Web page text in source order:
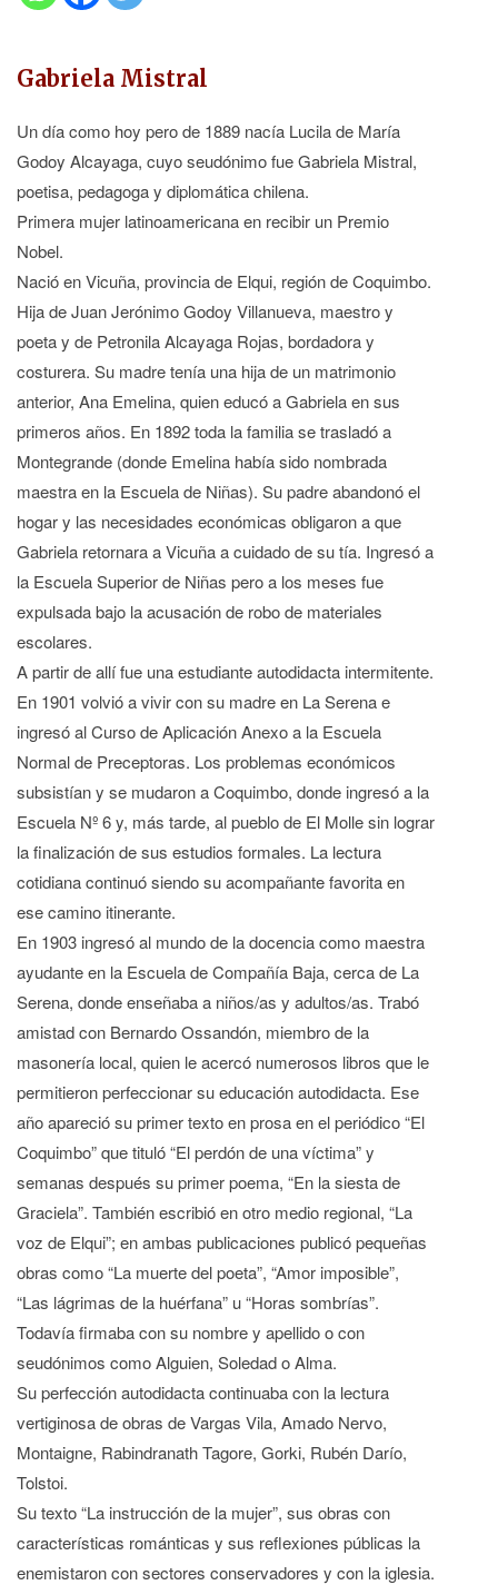
Gabriela Mistral
Un día como hoy pero de 1889 nacía Lucila de María
Godoy Alcayaga, cuyo seudónimo fue Gabriela Mistral,
poetisa, pedagoga y diplomática chilena.
Primera mujer latinoamericana en recibir un Premio
Nobel.
Nació en Vicuña, provincia de Elqui, región de Coquimbo.
Hija de Juan Jerónimo Godoy Villanueva, maestro y
poeta y de Petronila Alcayaga Rojas, bordadora y
costurera. Su madre tenía una hija de un matrimonio
anterior, Ana Emelina, quien educó a Gabriela en sus
primeros años. En 1892 toda la familia se trasladó a
Montegrande (donde Emelina había sido nombrada
maestra en la Escuela de Niñas). Su padre abandonó el
hogar y las necesidades económicas obligaron a que
Gabriela retornara a Vicuña a cuidado de su tía. Ingresó a
la Escuela Superior de Niñas pero a los meses fue
expulsada bajo la acusación de robo de materiales
escolares.
A partir de allí fue una estudiante autodidacta intermitente.
En 1901 volvió a vivir con su madre en La Serena e
ingresó al Curso de Aplicación Anexo a la Escuela
Normal de Preceptoras. Los problemas económicos
subsistían y se mudaron a Coquimbo, donde ingresó a la
Escuela Nº 6 y, más tarde, al pueblo de El Molle sin lograr
la finalización de sus estudios formales. La lectura
cotidiana continuó siendo su acompañante favorita en
ese camino itinerante.
En 1903 ingresó al mundo de la docencia como maestra
ayudante en la Escuela de Compañía Baja, cerca de La
Serena, donde enseñaba a niños/as y adultos/as. Trabó
amistad con Bernardo Ossandón, miembro de la
masonería local, quien le acercó numerosos libros que le
permitieron perfeccionar su educación autodidacta. Ese
año apareció su primer texto en prosa en el periódico “El
Coquimbo” que tituló “El perdón de una víctima” y
semanas después su primer poema, “En la siesta de
Graciela”. También escribió en otro medio regional, “La
voz de Elqui”; en ambas publicaciones publicó pequeñas
obras como “La muerte del poeta”, “Amor imposible”,
“Las lágrimas de la huérfana” u “Horas sombrías”.
Todavía firmaba con su nombre y apellido o con
seudónimos como Alguien, Soledad o Alma.
Su perfección autodidacta continuaba con la lectura
vertiginosa de obras de Vargas Vila, Amado Nervo,
Montaigne, Rabindranath Tagore, Gorki, Rubén Darío,
Tolstoi.
Su texto “La instrucción de la mujer”, sus obras con
características románticas y sus reflexiones públicas la
enemistaron con sectores conservadores y con la iglesia.